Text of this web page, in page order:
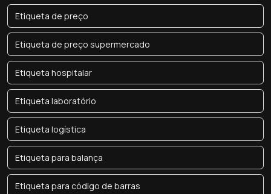
Etiqueta de preço
Etiqueta de preço supermercado
Etiqueta hospitalar
Etiqueta laboratório
Etiqueta logística
Etiqueta para balança
Etiqueta para código de barras